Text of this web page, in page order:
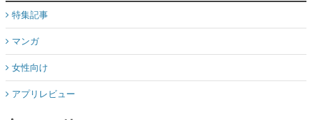
特集記事
マンガ
女性向け
アプリレビュー